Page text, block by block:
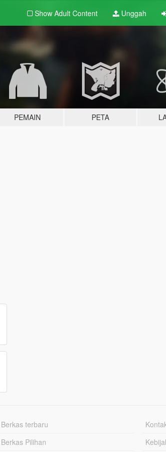
Show Adult Content Unggah
PEMAIN PETA
Berkas terbaru
Berkas Pilihan